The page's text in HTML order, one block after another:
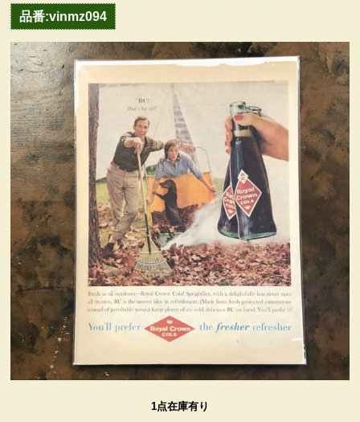
特定商取引法に基づく表記
ヴィンテージ・グッズ
LIFE誌 企業広告切り抜き
ファイヤーキング他
コカコーラ・グッズ
カンパニー・グッズ
喫煙具
品番:vinmz094
1点在庫有り